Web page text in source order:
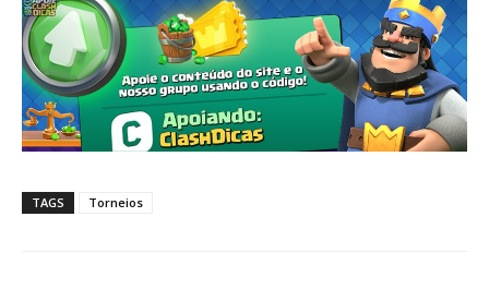
TAGS Torneios